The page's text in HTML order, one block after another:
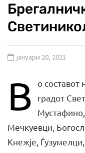
јануари 20, 2021
В
о составот
градот
Мустафино,
Мечкуевци,
Кнежје,